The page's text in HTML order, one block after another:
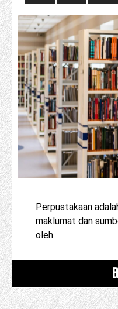
Perpustakaan
maklumat dan
oleh